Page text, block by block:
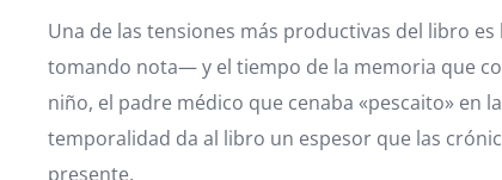
Una de las tensiones más productivas del libro
tomando nota— y el tiempo de la memoria que
niño, el padre médico que cenaba «pescaito» en
temporalidad da al libro un espesor que las
presente.